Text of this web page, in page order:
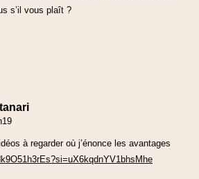
s’il vous plaît ?
à regarder où j’énonce les avantages